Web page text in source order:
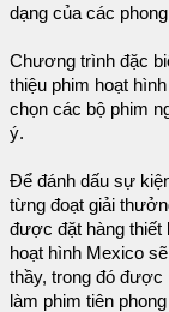
dạng của các
Chương trình đặc
thiệu phim hoạt
chọn các bộ phim
ý.
Để đánh dấu sự
từng đoạt giải
được đặt hàng
hoạt hình Mexico
thầy, trong đó
làm phim tiên